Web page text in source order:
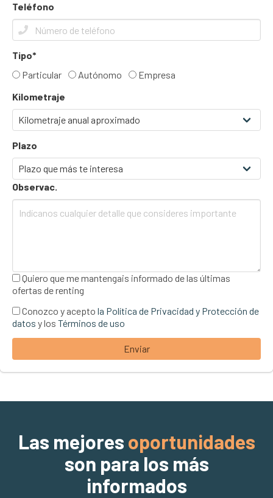
Teléfono
Tipo*
Particular
Autónomo
Empresa
Kilometraje
Plazo
Observac.
Quiero que me mantengais informado de las últimas
ofertas de renting
Conozco y acepto la Política de Privacidad y Protección de
datos y los Términos de uso
Enviar
Las mejores oportunidades
son para los más
informados